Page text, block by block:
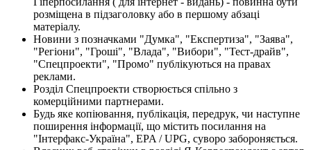
розміщена в підзаголовку або в першому абзаці
матеріалу.
Новини з позначками "Думка", "Експертиза", "Заява",
"Регіони", "Гроші", "Влада", "Вибори", "Тест-драйв",
"Спецпроекти", "Промо" публікуються на правах
реклами.
Розділ Спецпроекти створюється спільно з
комерційними партнерами.
Будь яке копіювання, публікація, передрук, чи наступне
поширення інформації, що містить посилання на
"Інтерфакс-Україна", EPA / UPG, суворо забороняється.